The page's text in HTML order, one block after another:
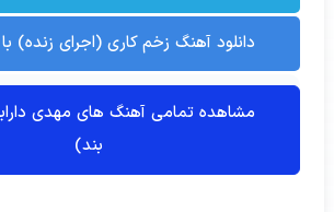
دانلود آهنگ زخم کاری (اجرای زنده) با
مشاهده تمامی آهنگ های مهدی
بند)